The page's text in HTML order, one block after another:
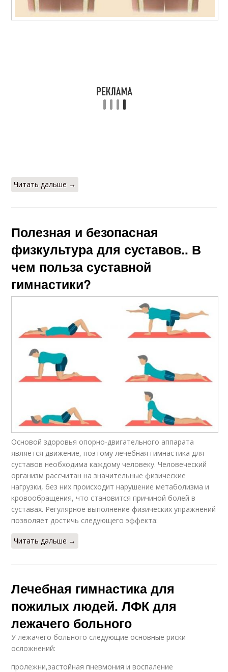
Читать дальше →
Полезная и безопасная
физкультура для суставов.. В
чем польза суставной
гимнастики?
Основой здоровья опорно-двигательного аппарата
является движение, поэтому лечебная гимнастика для
суставов необходима каждому человеку. Человеческий
организм рассчитан на значительные физические
нагрузки, без них происходит нарушение метаболизма и
кровообращения, что становится причиной болей в
суставах. Регулярное выполнение физических упражнений
позволяет достичь следующего эффекта:
Читать дальше →
Лечебная гимнастика для
пожилых людей. ЛФК для
лежачего больного
У лежачего больного следующие основные риски
осложнений:
пролежни,застойная пневмония и воспаление